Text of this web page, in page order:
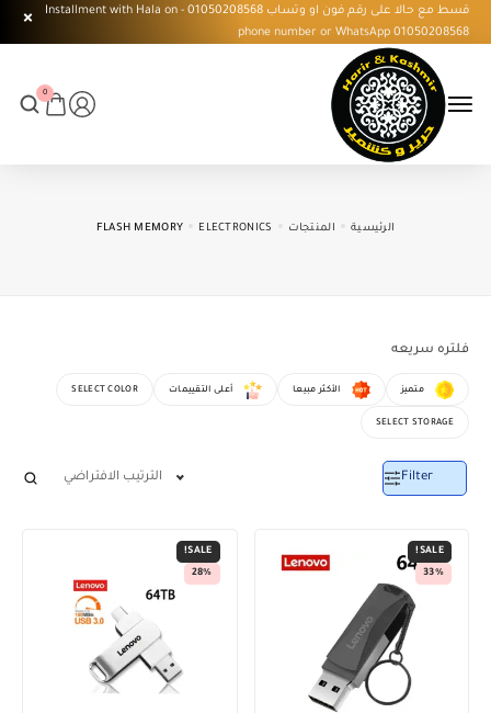
قسط مع حالا على رقم فون او وتساب 01050208568 - Installment with Hala on
phone number or WhatsApp 01050208568
0
الرئيسية المنتجات ELECTRONICS
FLASH MEMORY
فلتره سريعه
متميز الأكثر مبيعا أعلى التقييمات SELECT COLOR
SELECT STORAGE
Filter الترتيب الافتراضي
SALE!
33%
SALE!
28%